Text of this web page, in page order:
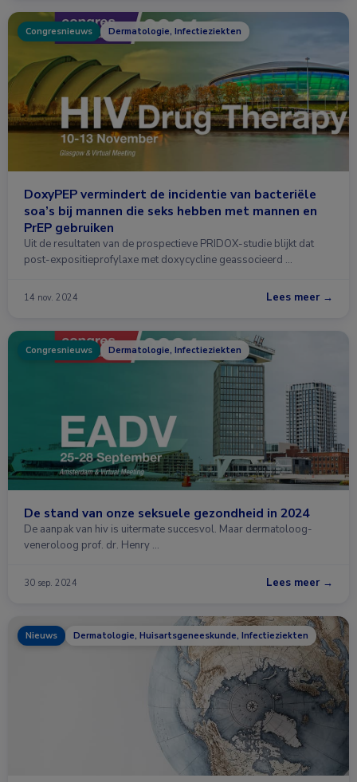
Congresnieuws Dermatologie, Infectieziekten
DoxyPEP vermindert de incidentie van bacteriële
soa’s bij mannen die seks hebben met mannen en
PrEP gebruiken
Uit de resultaten van de prospectieve PRIDOX-studie blijkt dat
post-expositieprofylaxe met doxycycline geassocieerd …
14 nov. 2024 Lees meer →
Congresnieuws Dermatologie, Infectieziekten
De stand van onze seksuele gezondheid in 2024
De aanpak van hiv is uitermate succesvol. Maar dermatoloog-
veneroloog prof. dr. Henry …
30 sep. 2024 Lees meer →
Nieuws Dermatologie, Huisartsgeneeskunde, Infectieziekten